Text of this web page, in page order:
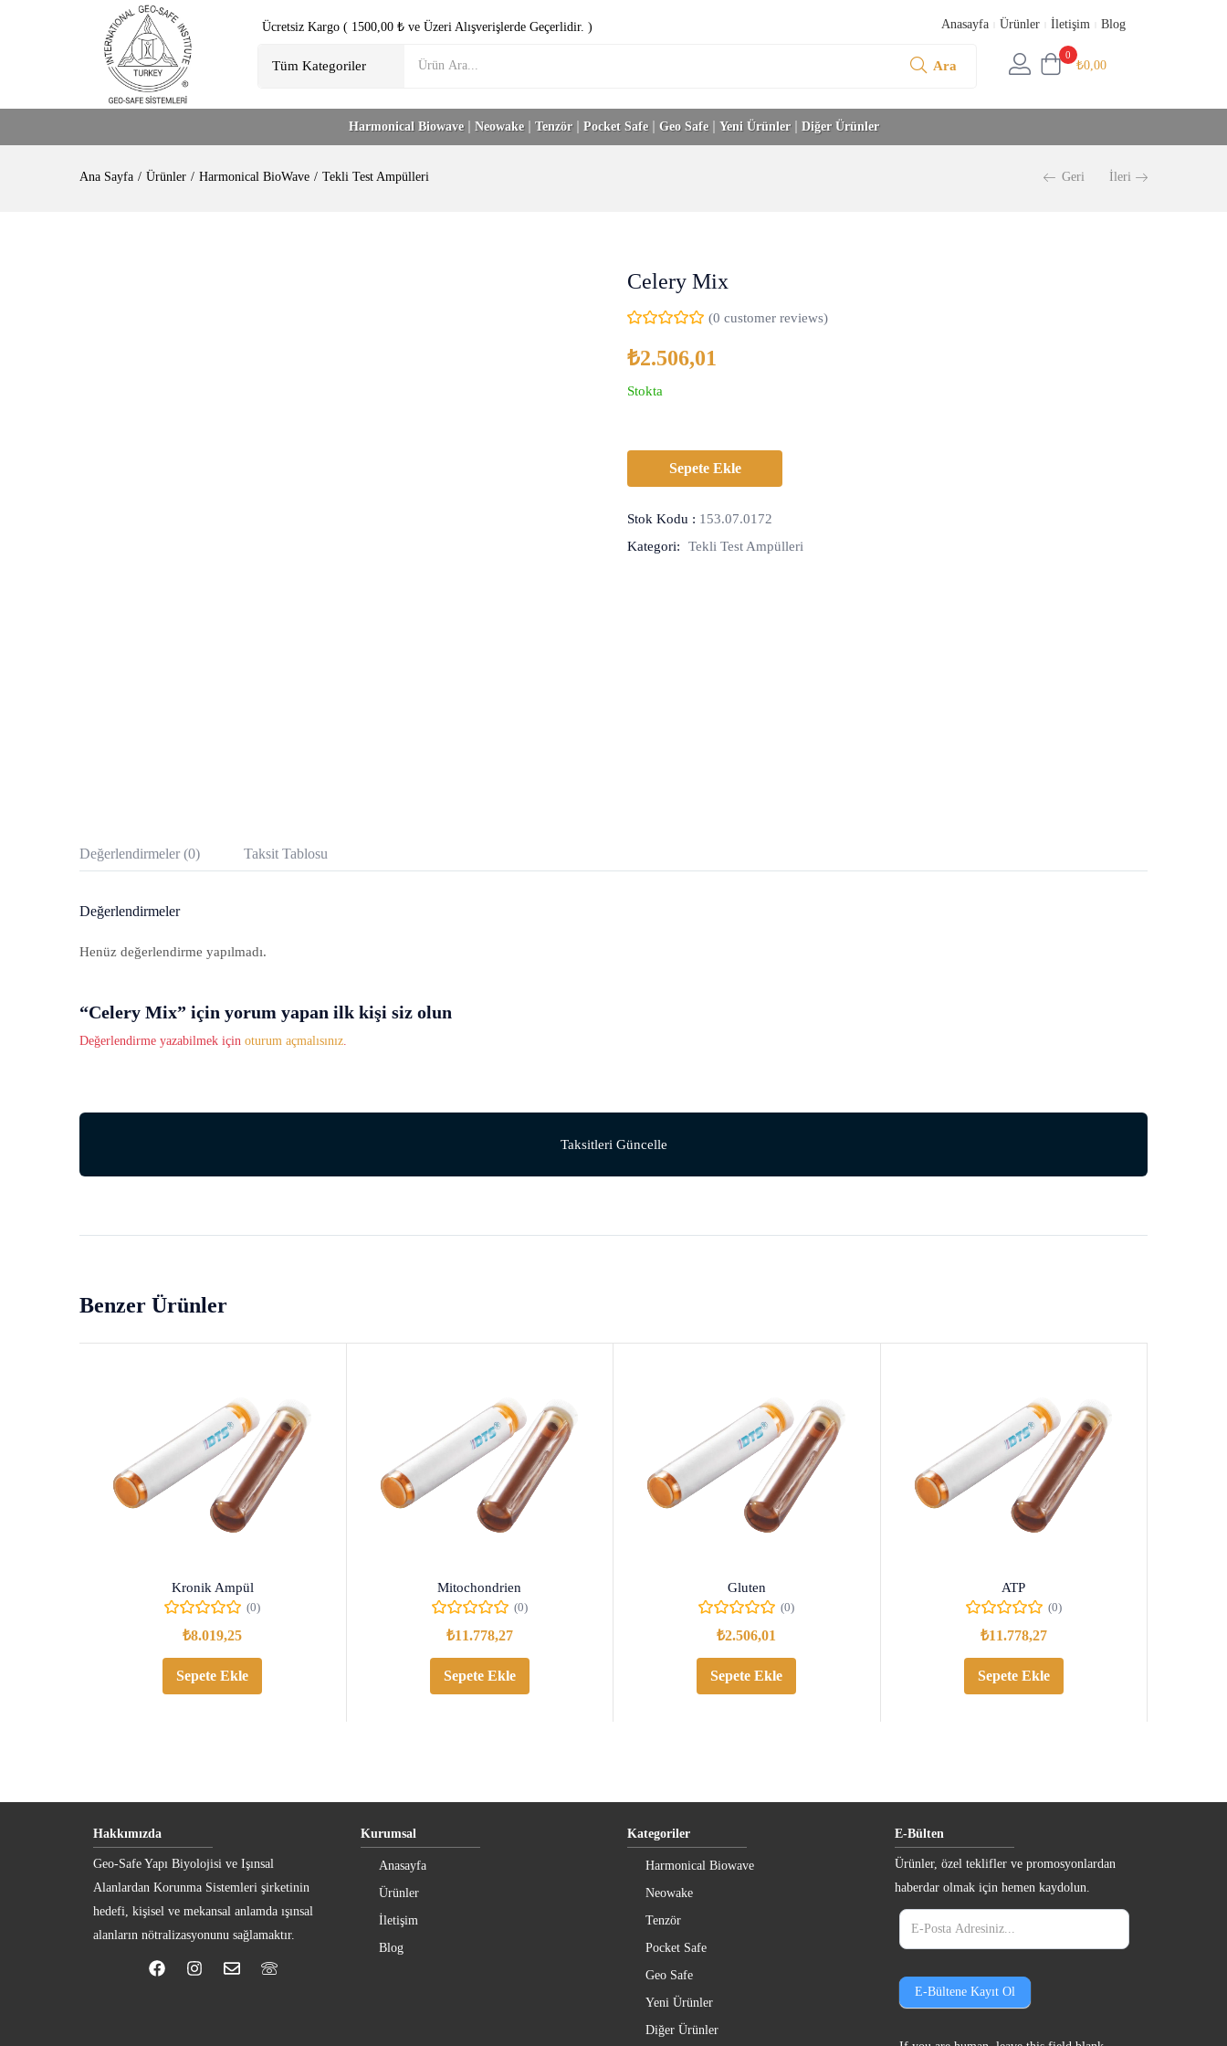
Ücretsiz Kargo ( 1500,00 ₺ ve Üzeri Alışverişlerde Geçerlidir. ) Anasayfa Ürünler İletişim Blog
Ara
0
₺0,00
Harmonical Biowave Neowake Tenzör Pocket Safe Geo Safe Yeni Ürünler Diğer Ürünler
Ana Sayfa Ürünler Harmonical BioWave Tekli Test Ampülleri Geri İleri
Celery Mix
(0 customer reviews)
₺2.506,01
Stokta
Sepete Ekle
Stok Kodu : 153.07.0172
Kategori:
Tekli Test Ampülleri
Değerlendirmeler (0) Taksit Tablosu
Değerlendirmeler
Henüz değerlendirme yapılmadı.
“Celery Mix” için yorum yapan ilk kişi siz olun
Değerlendirme yazabilmek için oturum açmalısınız
Taksitleri Güncelle
Benzer Ürünler
Kronik Ampül
(0)
₺8.019,25
Sepete Ekle
Mitochondrien
(0)
₺11.778,27
Sepete Ekle
Gluten
(0)
₺2.506,01
Sepete Ekle
ATP
(0)
₺11.778,27
Sepete Ekle
Hakkımızda
Geo-Safe Yapı Biyolojisi ve Işınsal
Alanlardan Korunma Sistemleri şirketinin
hedefi, kişisel ve mekansal anlamda ışınsal
alanların nötralizasyonunu sağlamaktır.
Kurumsal
Anasayfa
Ürünler
İletişim
Blog
Kategoriler
Harmonical Biowave
Neowake
Tenzör
Pocket Safe
Geo Safe
Yeni Ürünler
Diğer Ürünler
E-Bülten
Ürünler, özel teklifler ve promosyonlardan
haberdar olmak için hemen kaydolun.
e-
bulten
E-Bültene Kayıt Ol